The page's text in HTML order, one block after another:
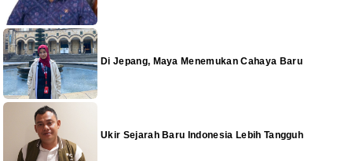
Di Jepang, Maya Menemukan Cahaya Baru
Ukir Sejarah Baru Indonesia Lebih Tangguh